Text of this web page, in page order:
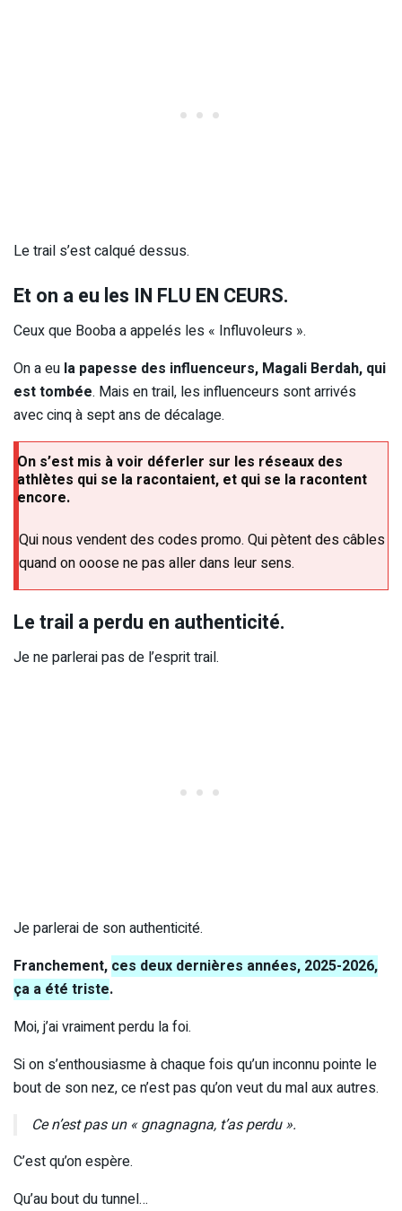
Le trail s’est calqué dessus.
Et on a eu les IN FLU EN CEURS.
Ceux que Booba a appelés les « Influvoleurs ».
On a eu la papesse des influenceurs, Magali Berdah, qui
est tombée. Mais en trail, les influenceurs sont arrivés
avec cinq à sept ans de décalage.
On s’est mis à voir déferler sur les réseaux des
athlètes qui se la racontaient, et qui se la racontent
encore.
Qui nous vendent des codes promo. Qui pètent des câbles
quand on ooose ne pas aller dans leur sens.
Le trail a perdu en authenticité.
Je ne parlerai pas de l’esprit trail.
Je parlerai de son authenticité.
Franchement, ces deux dernières années, 2025-2026,
ça a été triste.
Moi, j’ai vraiment perdu la foi.
Si on s’enthousiasme à chaque fois qu’un inconnu pointe le
bout de son nez, ce n’est pas qu’on veut du mal aux autres.
Ce n’est pas un « gnagnagna, t’as perdu ».
C’est qu’on espère.
Qu’au bout du tunnel…